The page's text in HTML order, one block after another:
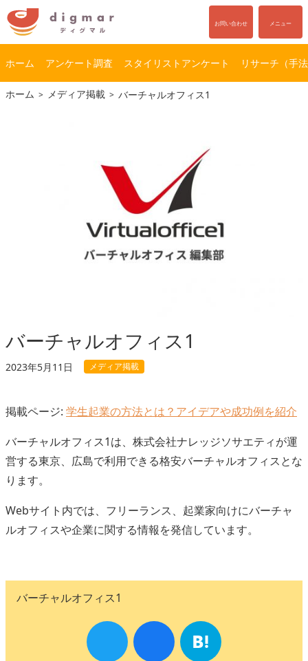
コ
ン
ナ
ビ
お問い合わせ メニュー
ホーム アンケート調査 スタイリストアンケート リサーチ（手
ホーム メディア掲載 バーチャルオフィス1
バーチャルオフィス1
2023年5月11日 メディア掲載
掲載ページ: 学生起業の方法とは？アイデアや成功例を紹介
バーチャルオフィス1は、株式会社ナレッジソサエティが運
営する東京、広島で利用できる格安バーチャルオフィスとな
ります。
Webサイト内では、フリーランス、起業家向けにバーチャ
ルオフィスや企業に関する情報を発信しています。
バーチャルオフィス1